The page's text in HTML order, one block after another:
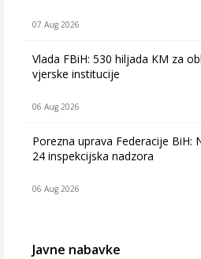
07 Aug 2026
Vlada FBiH: 530 hiljada KM za
vjerske institucije
06 Aug 2026
Porezna uprava Federacije BiH:
24 inspekcijska nadzora
06 Aug 2026
Javne nabavke